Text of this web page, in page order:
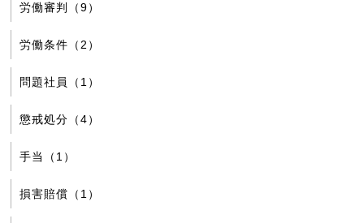
労働審判（9）
労働条件（2）
問題社員（1）
懲戒処分（4）
手当（1）
損害賠償（1）